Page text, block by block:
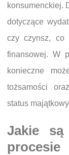
konsumenckiej.
dotyczące
czy czynsz, co
finansowej. W
konieczne
tożsamości
status
Jakie są